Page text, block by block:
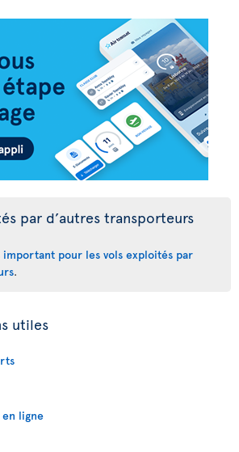
par d’autres transporteurs
important pour les vols exploités par
.
utiles
ligne